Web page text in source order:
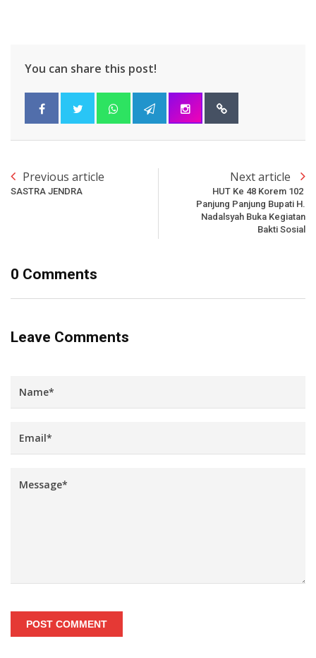
You can share this post!
Previous article
SASTRA JENDRA
Next article
HUT Ke 48 Korem 102
Panjung Panjung Bupati H.
Nadalsyah Buka Kegiatan
Bakti Sosial
0 Comments
Leave Comments
POST COMMENT